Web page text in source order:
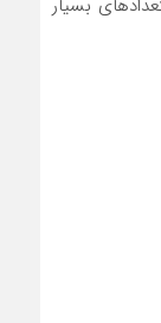
بسیار